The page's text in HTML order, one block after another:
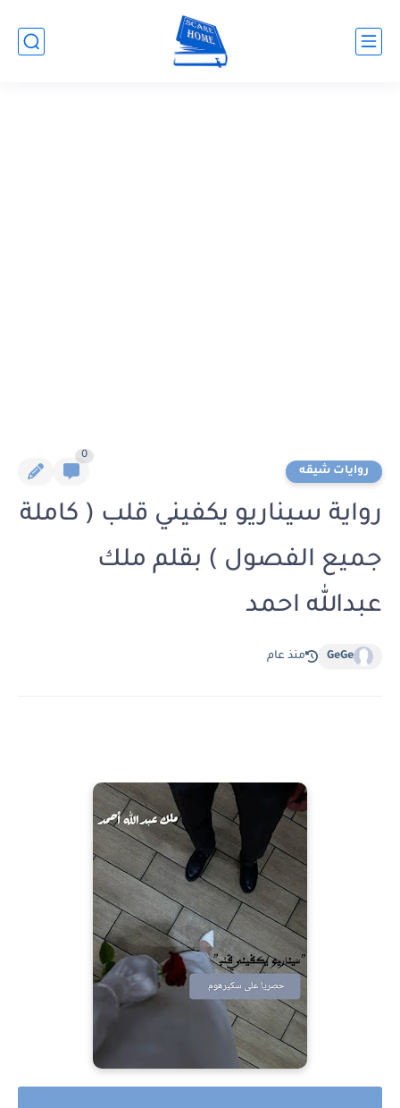
روايات شيقه
0
رواية سيناريو يكفيني قلب ( كاملة
جميع الفصول ) بقلم ملك
عبدالله احمد
GeGe منذ عام